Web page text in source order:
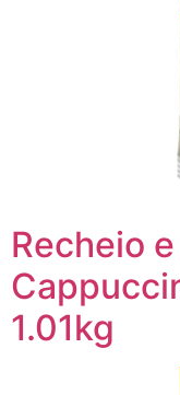
Recheio
1.01kg